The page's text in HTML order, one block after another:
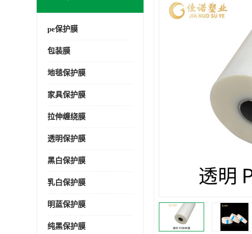
pe保护膜
包装膜
地毯保护膜
家具保护膜
拉伸缠绕膜
透明保护膜
黑白保护膜
乳白保护膜
明蓝保护膜
纯黑保护膜